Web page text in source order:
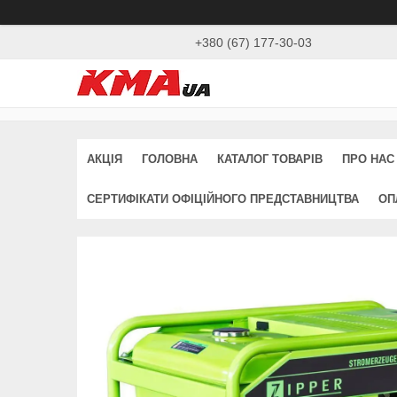
+380 (67) 177-30-03
АКЦІЯ ГОЛОВНА КАТАЛОГ ТОВАРІВ ПРО НАС
СЕРТИФІКАТИ ОФІЦІЙНОГО ПРЕДСТАВНИЦТВА